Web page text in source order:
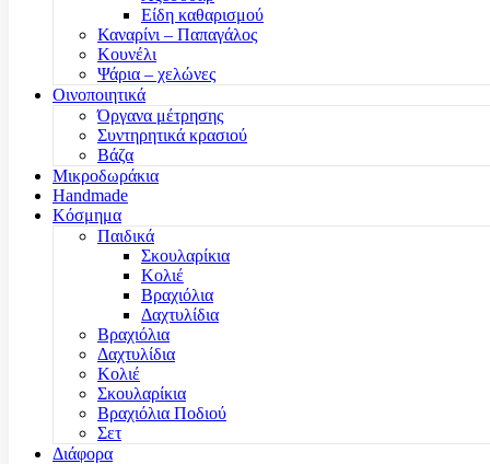
Είδη καθαρισμού
Καναρίνι – Παπαγάλος
Κουνέλι
Ψάρια – χελώνες
Οινοποιητικά
Όργανα μέτρησης
Συντηρητικά κρασιού
Βάζα
Μικροδωράκια
Handmade
Κόσμημα
Παιδικά
Σκουλαρίκια
Κολιέ
Βραχιόλια
Δαχτυλίδια
Βραχιόλια
Δαχτυλίδια
Κολιέ
Σκουλαρίκια
Βραχιόλια Ποδιού
Σετ
Διάφορα